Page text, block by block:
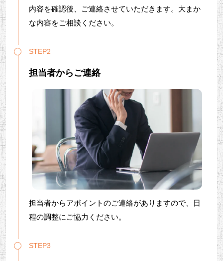
内容を確認後、ご連絡させていただきます。大まか
な内容をご相談ください。
STEP2
担当者からご連絡
担当者からアポイントのご連絡がありますので、日
程の調整にご協力ください。
STEP3